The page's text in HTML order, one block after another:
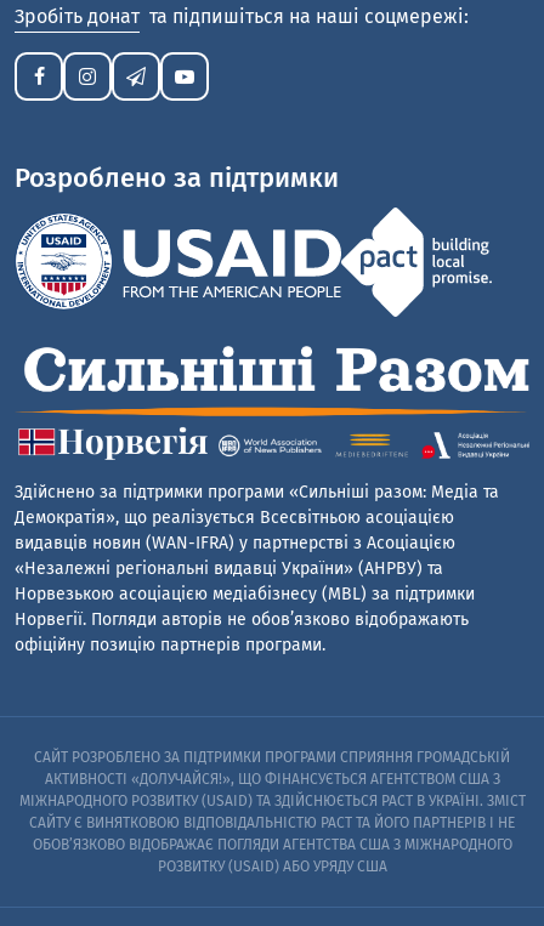
Зробіть донат та підпишіться на наші соцмережі:
Розроблено за підтримки
Здійснено за підтримки програми «Сильніші разом: Медіа та
Демократія», що реалізується Всесвітньою асоціацією
видавців новин (WAN-IFRA) у партнерстві з Асоціацією
«Незалежні регіональні видавці України» (АНРВУ) та
Норвезькою асоціацією медіабізнесу (MBL) за підтримки
Норвегії. Погляди авторів не обов’язково відображають
офіційну позицію партнерів програми.
САЙТ РОЗРОБЛЕНО ЗА ПІДТРИМКИ ПРОГРАМИ СПРИЯННЯ ГРОМАДСЬКІЙ
АКТИВНОСТІ «ДОЛУЧАЙСЯ!», ЩО ФІНАНСУЄТЬСЯ АГЕНТСТВОМ США З
МІЖНАРОДНОГО РОЗВИТКУ (USAID) ТА ЗДІЙСНЮЄТЬСЯ PACT В УКРАЇНІ. ЗМІСТ
САЙТУ Є ВИНЯТКОВОЮ ВІДПОВІДАЛЬНІСТЮ PACT ТА ЙОГО ПАРТНЕРІВ I НЕ
ОБОВ’ЯЗКОВО ВІДОБРАЖАЄ ПОГЛЯДИ АГЕНТСТВА США З МІЖНАРОДНОГО
РОЗВИТКУ (USAID) АБО УРЯДУ США